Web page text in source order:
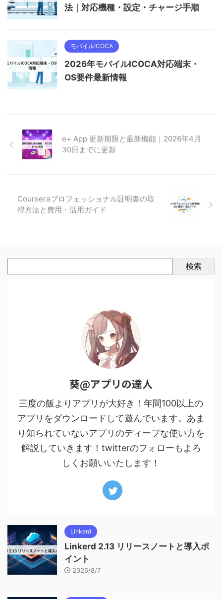
法｜対応機種・設定・チャージ手順
モバイルICOCA
2026年モバイルICOCA対応端末・
OS要件最新情報
e+ App 更新期限と最新機能｜2026年4月
30日までに更新
Courseraプロフェッショナル証明書の取
得方法と費用・活用ガイド
検索
葵@アプリの達人
三度の飯よりアプリが大好き！年間100以上の
アプリをダウンロードして遊んでいます。あま
り知られていないアプリのディープな使い方を
解説していきます！twitterのフォローもよろ
しくお願いいたします！
Linkerd
Linkerd 2.13 リリースノートと導入ポ
イント
2026/8/7